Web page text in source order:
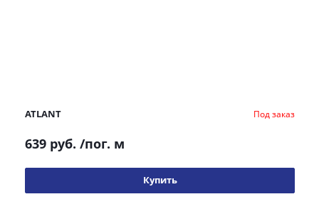
ATLANT Под заказ
639 руб. /пог. м
Купить